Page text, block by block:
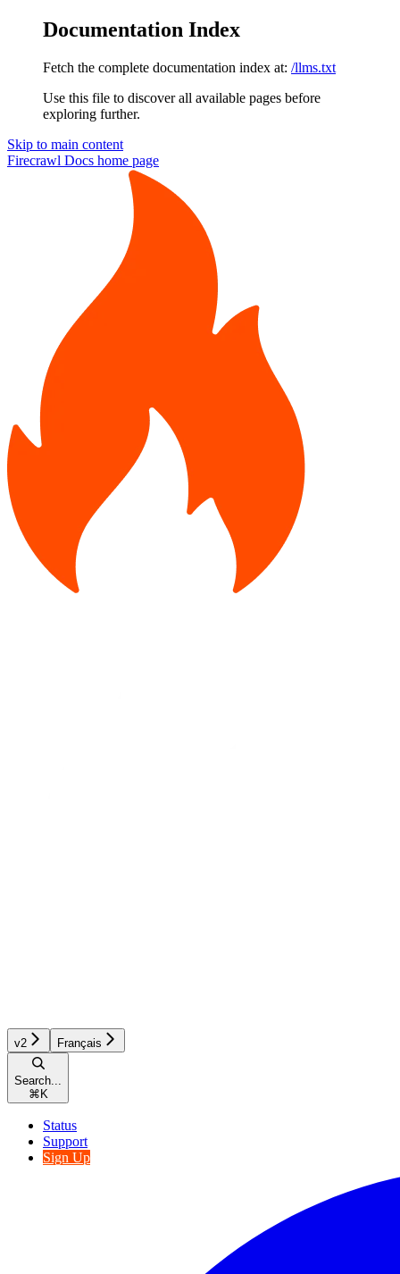
Documentation Index
Fetch the complete documentation index at: /llms.txt
Use this file to discover all available pages before
exploring further.
Skip to main content
Firecrawl Docs home page
v2 Français
Search...
⌘ K
Status
Support
Sign Up